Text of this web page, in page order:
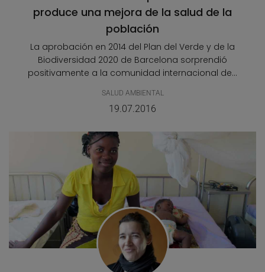
produce una mejora de la salud de la
población
La aprobación en 2014 del Plan del Verde y de la
Biodiversidad 2020 de Barcelona sorprendió
positivamente a la comunidad internacional de...
SALUD AMBIENTAL
19.07.2016